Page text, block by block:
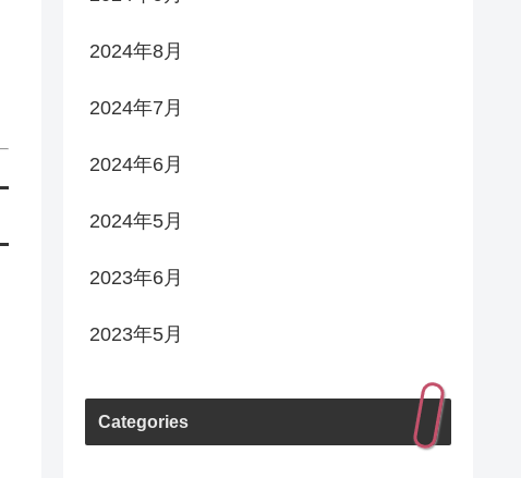
2024年8月
2024年7月
2024年6月
2024年5月
2023年6月
2023年5月
Categories